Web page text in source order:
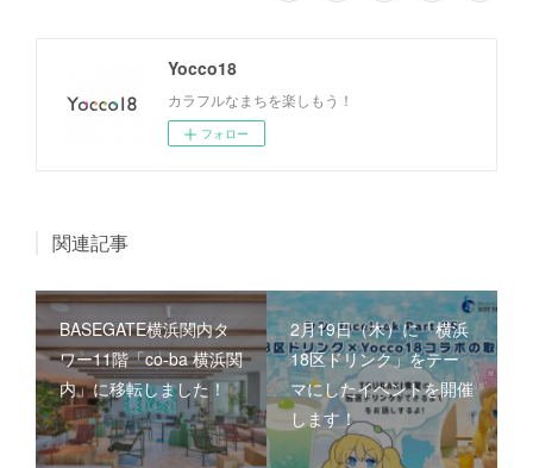
Yocco18
カラフルなまちを楽しもう！
フォロー
関連記事
BASEGATE横浜関内タ
ワー11階「co-ba 横浜関
内」に移転しました！
2月19日（木）に「横浜
18区ドリンク」をテー
マにしたイベントを開催
します！